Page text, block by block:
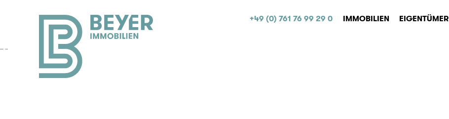
+49 (0) 761 76 99 29 0 IMMOBILIEN EIGENTÜMER